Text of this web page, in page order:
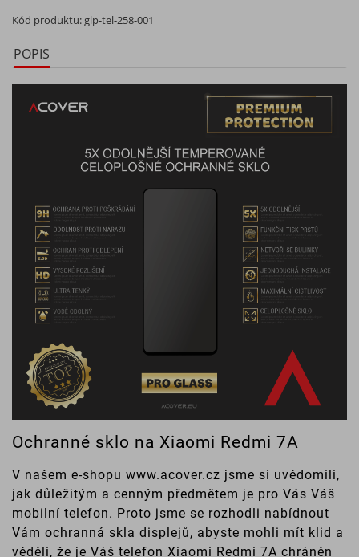
Kód produktu: glp-tel-258-001
POPIS
Ochranné sklo na Xiaomi Redmi 7A
V našem e-shopu www.acover.cz jsme si uvědomili,
jak důležitým a cenným předmětem je pro Vás Váš
mobilní telefon. Proto jsme se rozhodli nabídnout
Vám ochranná skla displejů, abyste mohli mít klid a
věděli, že je Váš telefon Xiaomi Redmi 7A chráněn